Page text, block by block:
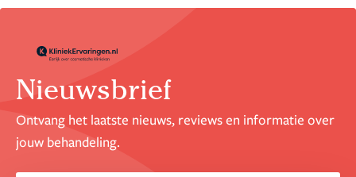
Nieuwsbrief
Ontvang het laatste nieuws, reviews en informatie over
jouw behandeling.